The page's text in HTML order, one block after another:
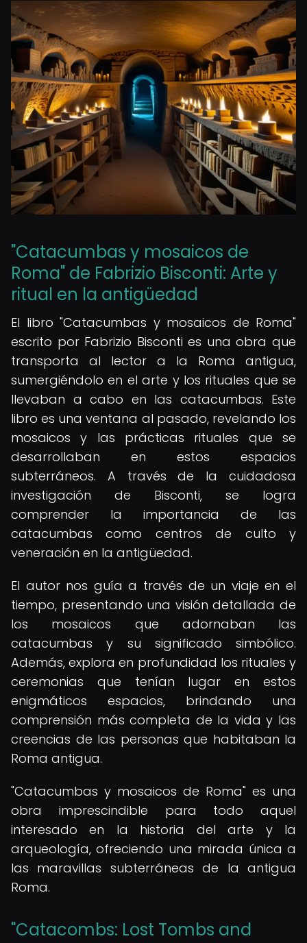
"Catacumbas y mosaicos de
Roma" de Fabrizio Bisconti: Arte y
ritual en la antigüedad
El libro "Catacumbas y mosaicos de Roma"
escrito por Fabrizio Bisconti es una obra que
transporta al lector a la Roma antigua,
sumergiéndolo en el arte y los rituales que se
llevaban a cabo en las catacumbas. Este
libro es una ventana al pasado, revelando los
mosaicos y las prácticas rituales que se
desarrollaban en estos espacios
subterráneos. A través de la cuidadosa
investigación de Bisconti, se logra
comprender la importancia de las
catacumbas como centros de culto y
veneración en la antigüedad.
El autor nos guía a través de un viaje en el
tiempo, presentando una visión detallada de
los mosaicos que adornaban las
catacumbas y su significado simbólico.
Además, explora en profundidad los rituales y
ceremonias que tenían lugar en estos
enigmáticos espacios, brindando una
comprensión más completa de la vida y las
creencias de las personas que habitaban la
Roma antigua.
"Catacumbas y mosaicos de Roma" es una
obra imprescindible para todo aquel
interesado en la historia del arte y la
arqueología, ofreciendo una mirada única a
las maravillas subterráneas de la antigua
Roma.
"Catacombs: Lost Tombs and